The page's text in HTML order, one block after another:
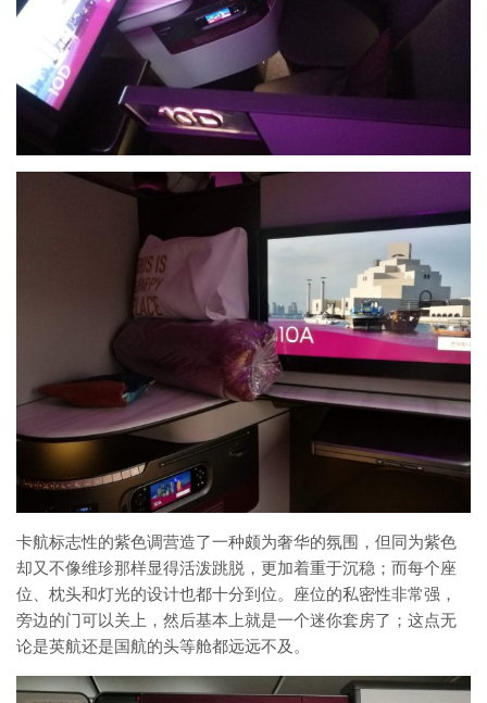
卡航标志性的紫色调营造了一种颇为奢华的氛围，但同为紫色
却又不像维珍那样显得活泼跳脱，更加着重于沉稳；而每个座
位、枕头和灯光的设计也都十分到位。座位的私密性非常强，
旁边的门可以关上，然后基本上就是一个迷你套房了；这点无
论是英航还是国航的头等舱都远远不及。